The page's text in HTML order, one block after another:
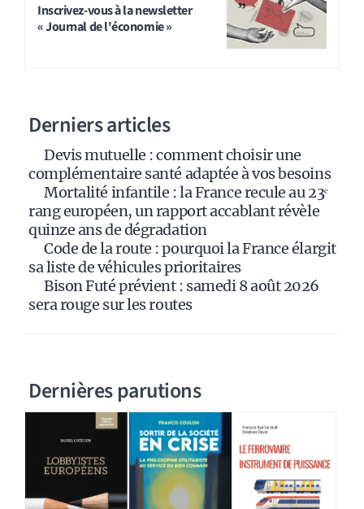
Inscrivez-vous à la newsletter
« Journal de l'économie »
Derniers articles
Devis mutuelle : comment choisir une
complémentaire santé adaptée à vos besoins
Mortalité infantile : la France recule au 23ᵉ
rang européen, un rapport accablant révèle
quinze ans de dégradation
Code de la route : pourquoi la France élargit
sa liste de véhicules prioritaires
Bison Futé prévient : samedi 8 août 2026
sera rouge sur les routes
Dernières parutions